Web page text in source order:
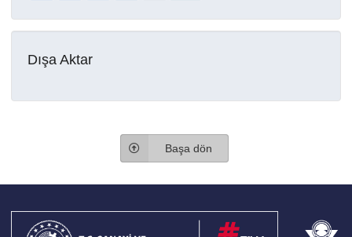
Dışa Aktar
Başa dön